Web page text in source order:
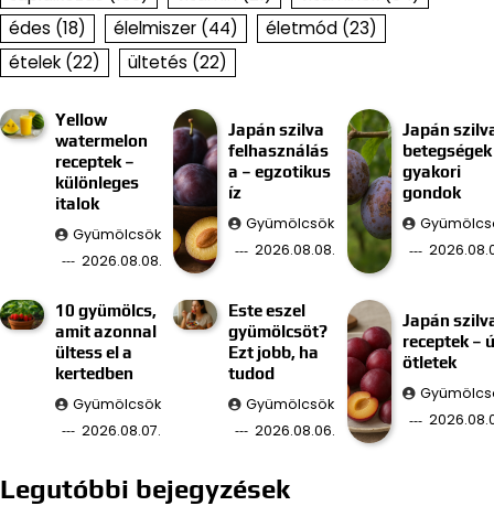
édes (18) élelmiszer (44) életmód (23)
ételek (22) ültetés (22)
Yellow
watermelon
receptek –
különleges
italok
Gyümölcsök
2026.08.08.
Japán szilva
felhasználás
a – egzotikus
íz
Gyümölcsök
2026.08.08.
Japán
betegségek
gyakori
gondok
10 gyümölcs,
amit azonnal
ültess el a
kertedben
Gyümölcsök
2026.08.07.
Este eszel
gyümölcsöt?
Ezt jobb, ha
tudod
Gyümölcsök
2026.08.06.
Japán
receptek –
ötletek
Legutóbbi bejegyzések